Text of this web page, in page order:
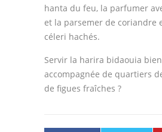
hanta du feu, la parfumer
et la parsemer de coriandre
céleri hachés.
Servir la harira bidaouia
accompagnée de quartiers
de figues fraîches ?